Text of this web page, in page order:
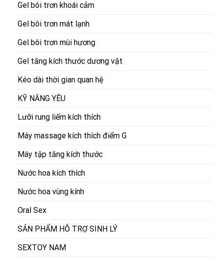
Gel bôi trơn khoái cảm
Gel bôi trơn mát lạnh
Gel bôi trơn mùi hương
Gel tăng kích thước dương vật
Kéo dài thời gian quan hệ
KỸ NĂNG YÊU
Lưỡi rung liếm kích thích
Máy massage kích thích điểm G
Máy tập tăng kích thước
Nước hoa kích thích
Nước hoa vùng kính
Oral Sex
SẢN PHẨM HỖ TRỢ SINH LÝ
SEXTOY NAM